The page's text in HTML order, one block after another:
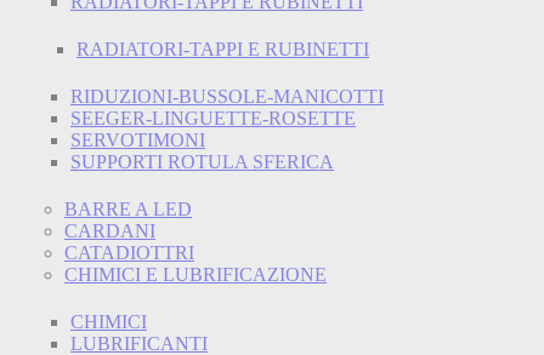
RADIATORI-TAPPI E RUBINETTI
RIDUZIONI-BUSSOLE-MANICOTTI
SEEGER-LINGUETTE-ROSETTE
SERVOTIMONI
SUPPORTI ROTULA SFERICA
BARRE A LED
CARDANI
CATADIOTTRI
CHIMICI E LUBRIFICAZIONE
CHIMICI
LUBRIFICANTI